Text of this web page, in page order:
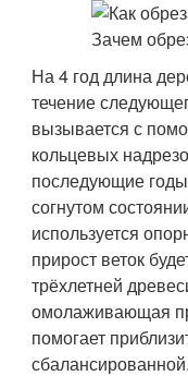
На 4 год длина
течение
вызывается с
кольцевых
последующие
согнутом
используется
прирост веток
трёхлетней
омолаживающая
помогает
сбалансированной.